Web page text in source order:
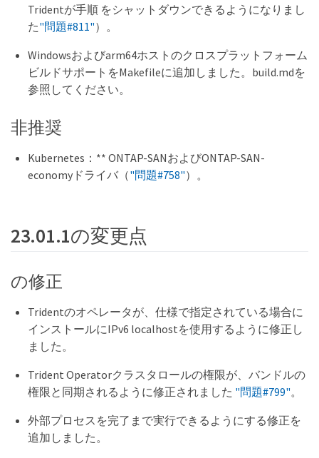
Tridentが手順 をシャットダウンできるようになりまし
た"問題#811"）。
Windowsおよびarm64ホストのクロスプラットフォーム
ビルドサポートをMakefileに追加しました。build.mdを
参照してください。
非推奨
Kubernetes：** ONTAP-SANおよびONTAP-SAN-
economyドライバ（"問題#758"）。
23.01.1の変更点
の修正
Tridentのオペレータが、仕様で指定されている場合に
インストールにIPv6 localhostを使用するように修正し
ました。
Trident Operatorクラスタロールの権限が、バンドルの
権限と同期されるように修正されました "問題#799"。
外部プロセスを完了まで実行できるようにする修正を
追加しました。